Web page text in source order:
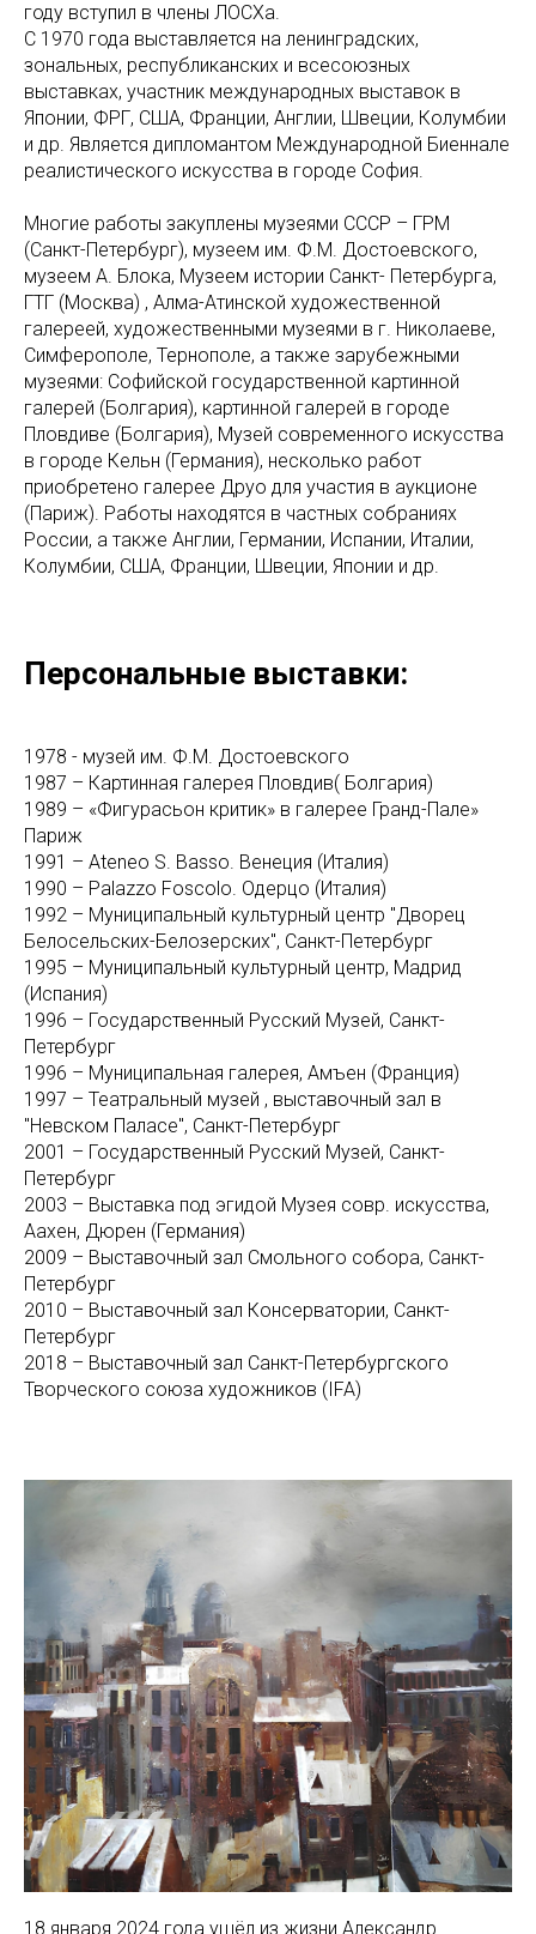
году вступил в члены ЛОСХа.
С 1970 года выставляется на ленинградских,
зональных, республиканских и всесоюзных
выставках, участник международных выставок в
Японии, ФРГ, США, Франции, Англии, Швеции, Колумбии
и др. Является дипломантом Международной Биеннале
реалистического искусства в городе София.
Многие работы закуплены музеями CCCP – ГРМ
(Санкт-Петербург), музеем им. Ф.М. Достоевского,
музеем А. Блока, Музеем истории Санкт- Петербурга,
ГТГ (Москва) , Алма-Атинской художественной
галереей, художественными музеями в г. Николаеве,
Симферополе, Тернополе, а также зарубежными
музеями: Софийской государственной картинной
галерей (Болгария), картинной галерей в городе
Пловдиве (Болгария), Музей современного искусства
в городе Кельн (Германия), несколько работ
приобретено галерее Друо для участия в аукционе
(Париж). Работы находятся в частных собраниях
России, а также Англии, Германии, Испании, Италии,
Колумбии, США, Франции, Швеции, Японии и др.
Персональные выставки:
1978 - музей им. Ф.М. Достоевского
1987 – Картинная галерея Пловдив( Болгария)
1989 – «Фигураcьон критик» в галерее Гранд-Пале»
Париж
1991 – Ateneo S. Basso. Венеция (Италия)
1990 – Palazzo Foscolo. Одерцо (Италия)
1992 – Муниципальный культурный центр "Дворец
Белосельских-Белозерских", Санкт-Петербург
1995 – Муниципальный культурный центр, Мадрид
(Испания)
1996 – Государственный Русский Музей, Санкт-
Петербург
1996 – Муниципальная галерея, Амъен (Франция)
1997 – Театральный музей , выставочный зал в
"Невском Паласе", Санкт-Петербург
2001 – Государственный Русский Музей, Санкт-
Петербург
2003 – Выставка под эгидой Музея совр. искусства,
Аахен, Дюрен (Германия)
2009 – Выставочный зал Смольного собора, Санкт-
Петербург
2010 – Выставочный зал Консерватории, Санкт-
Петербург
2018 – Выставочный зал Санкт-Петербургского
Творческого союза художников (IFA)
18 января 2024 года ушёл из жизни Александр